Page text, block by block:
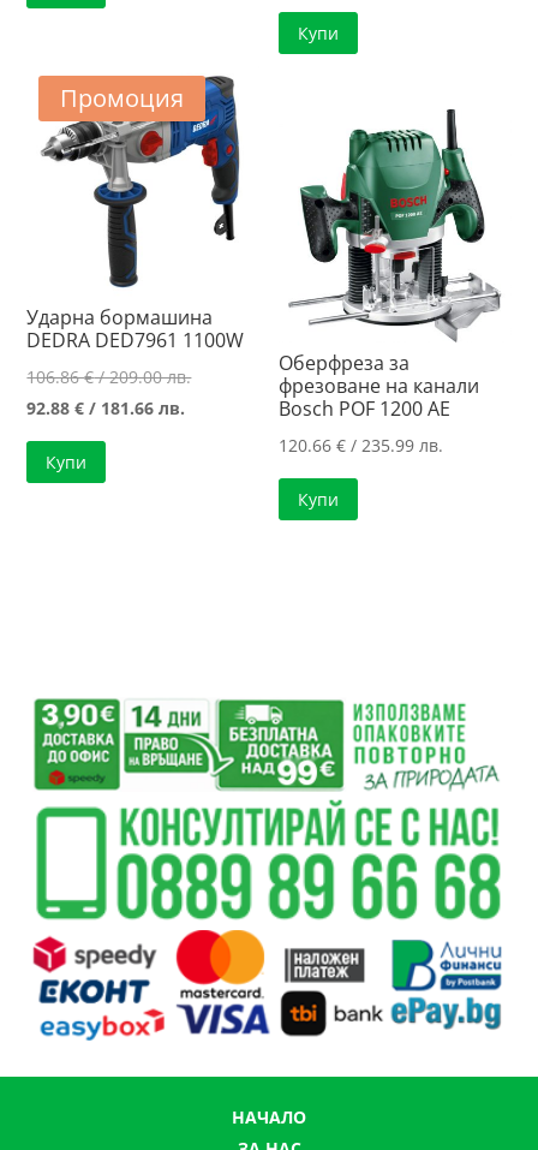
Купи
Промоция
Ударна бормашина
DEDRA DED7961 1100W
106.86€/ 209.00 лв.Original
92.88€ / 181.66 лв.
Купи
Оберфреза за
фрезоване на канали
Bosch POF 1200 AE
120.66€ / 235.99 лв.
Купи
НАЧАЛО